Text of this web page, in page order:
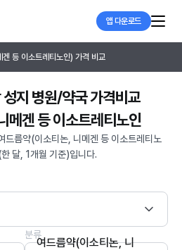
앱 다운로드
등 이소트레티노인) 가격 비교
지 병원/약국 가격비교
겐 등 이소트레티노인
드름약(이소티논, 니메겐 등 이소트레티노
달, 1개월 기준)입니다.
분류
여드름약(이소티논, 니